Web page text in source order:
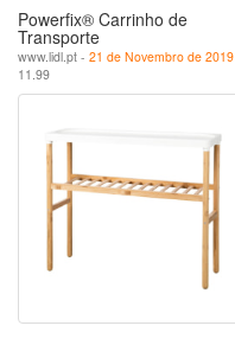
Powerfix® Carrinho de
Transporte
www.lidl.pt - 21 de Novembro de 2019
11.99